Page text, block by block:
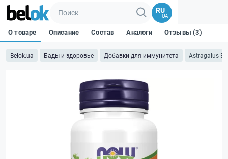
RU
UA
Belok.ua Бады и здоровье Добавки для иммунитета Astragalus
О товаре Описание Состав Аналоги Отзывы (3)